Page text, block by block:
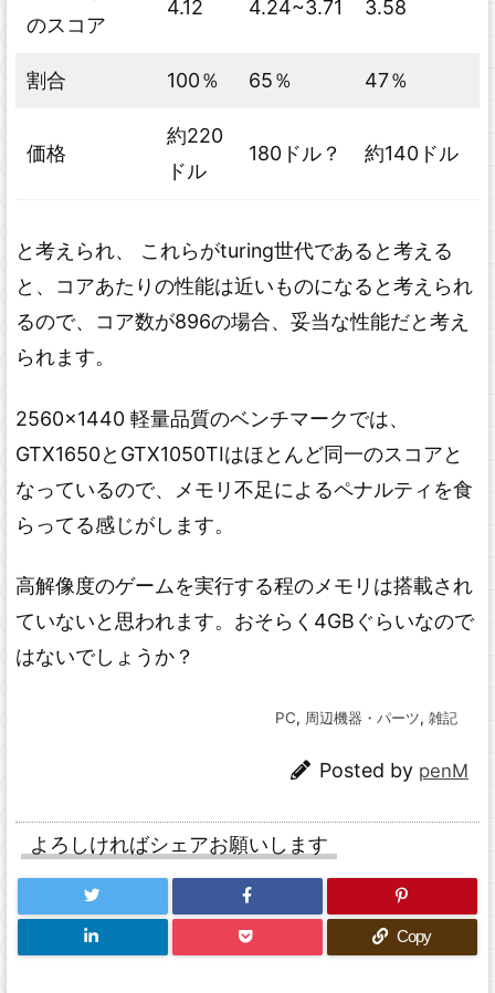
のスコア
4.12 4.24~3.71 3.58
割合 100％ 65％ 47％
価格
約220
ドル
180ドル？ 約140ドル
と考えられ、 これらがturing世代であると考える
と、コアあたりの性能は近いものになると考えられ
るので、コア数が896の場合、妥当な性能だと考え
られます。
2560x1440 軽量品質のベンチマークでは、
GTX1650とGTX1050TIはほとんど同一のスコアと
なっているので、メモリ不足によるペナルティを食
らってる感じがします。
高解像度のゲームを実行する程のメモリは搭載され
ていないと思われます。おそらく4GBぐらいなので
はないでしょうか？
PC, 周辺機器・パーツ, 雑記
Posted by penM
よろしければシェアお願いします
Copy